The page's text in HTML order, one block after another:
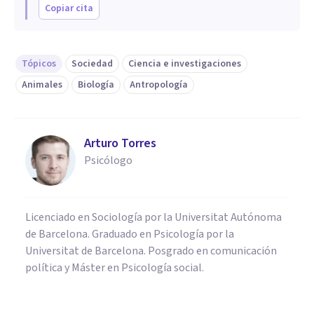
Copiar cita
Tópicos Sociedad
Ciencia e investigaciones
Animales
Biología Antropología
Arturo Torres
Psicólogo
Licenciado en Sociología por la Universitat Autónoma
de Barcelona. Graduado en Psicología por la
Universitat de Barcelona. Posgrado en comunicación
política y Máster en Psicología social.